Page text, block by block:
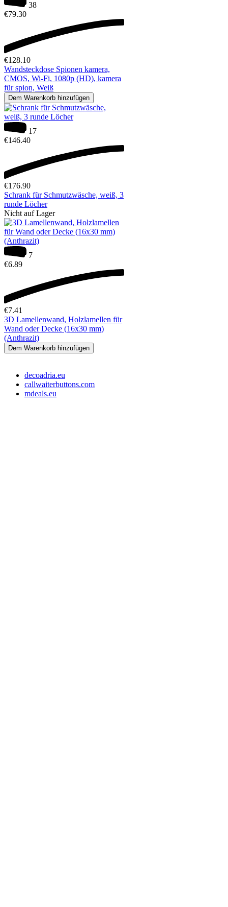
38
€79.30
€128.10
Wandsteckdose Spionen kamera,
CMOS, Wi-Fi, 1080p (HD), kamera
für spion, Weiß
Dem Warenkorb hinzufügen
17
€146.40
€176.90
Schrank für Schmutzwäsche, weiß, 3
runde Löcher
Nicht auf Lager
7
€6.89
€7.41
3D Lamellenwand, Holzlamellen für
Wand oder Decke (16x30 mm)
(Anthrazit)
Dem Warenkorb hinzufügen
decoadria.eu
callwaiterbuttons.com
mdeals.eu